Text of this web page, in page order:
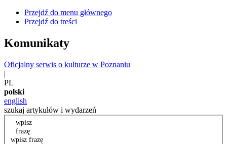
Przejdź do menu głównego
Przejdź do treści
Komunikaty
Oficjalny serwis o kulturze w Poznaniu
|
PL
polski
english
szukaj artykułów i wydarzeń
wpisz
frazę
wpisz frazę